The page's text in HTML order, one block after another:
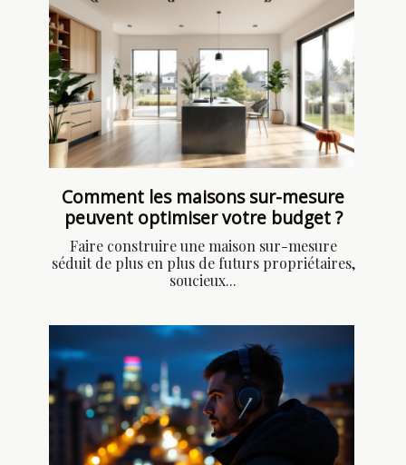
Comment les maisons sur-mesure
peuvent optimiser votre budget ?
Faire construire une maison sur-mesure
séduit de plus en plus de futurs propriétaires,
soucieux...